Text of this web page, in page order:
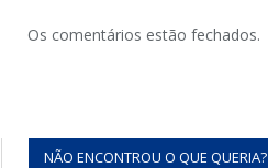
Os comentários estão fechados.
NÃO ENCONTROU O QUE QUERIA?